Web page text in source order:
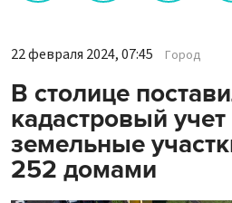
22 февраля 2024, 07:45 Город
В столице
кадастровый учет
земельные
252 домами